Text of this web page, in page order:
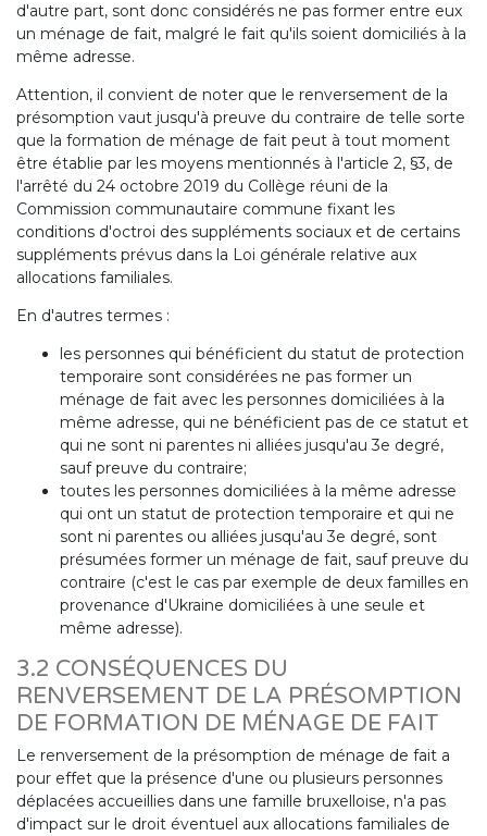
d'autre part, sont donc considérés ne pas former entre eux
un ménage de fait, malgré le fait qu'ils soient domiciliés à la
même adresse.
Attention, il convient de noter que le renversement de la
présomption vaut jusqu'à preuve du contraire de telle sorte
que la formation de ménage de fait peut à tout moment
être établie par les moyens mentionnés à l'article 2, §3, de
l'arrêté du 24 octobre 2019 du Collège réuni de la
Commission communautaire commune fixant les
conditions d'octroi des suppléments sociaux et de certains
suppléments prévus dans la Loi générale relative aux
allocations familiales.
En d'autres termes :
les personnes qui bénéficient du statut de protection
temporaire sont considérées ne pas former un
ménage de fait avec les personnes domiciliées à la
même adresse, qui ne bénéficient pas de ce statut et
qui ne sont ni parentes ni alliées jusqu'au 3e degré,
sauf preuve du contraire;
toutes les personnes domiciliées à la même adresse
qui ont un statut de protection temporaire et qui ne
sont ni parentes ou alliées jusqu'au 3e degré, sont
présumées former un ménage de fait, sauf preuve du
contraire (c'est le cas par exemple de deux familles en
provenance d'Ukraine domiciliées à une seule et
même adresse).
3.2 CONSÉQUENCES DU
RENVERSEMENT DE LA PRÉSOMPTION
DE FORMATION DE MÉNAGE DE FAIT
Le renversement de la présomption de ménage de fait a
pour effet que la présence d'une ou plusieurs personnes
déplacées accueillies dans une famille bruxelloise, n'a pas
d'impact sur le droit éventuel aux allocations familiales de